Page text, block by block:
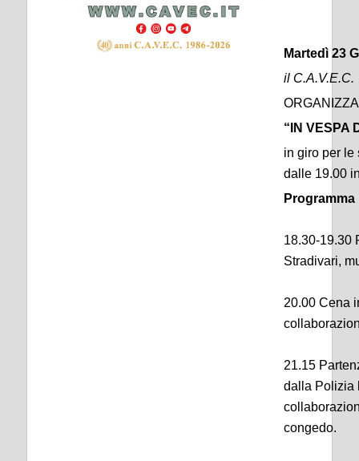
Martedì 23
il C.A.V.E.C.
“IN VESPA
in giro per le
dalle 19.00
Programma
18.30-19.30
Stradivari,
20.00 Cena
21.15
dalla Polizia
congedo.